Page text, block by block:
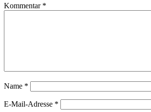
Kommentar *
Name *
E-Mail-Adresse *